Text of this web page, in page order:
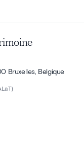
Bruxelles, Belgique